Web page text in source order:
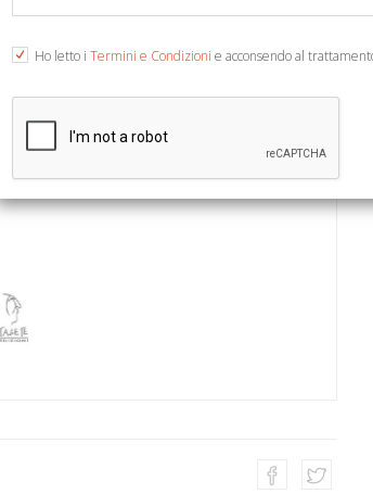
Ho letto i Termini e Condizioni e acconsendo al